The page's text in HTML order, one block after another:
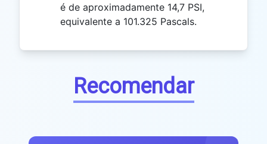
é de aproximadamente 14,7 PSI,
equivalente a 101.325 Pascals.
Recomendar